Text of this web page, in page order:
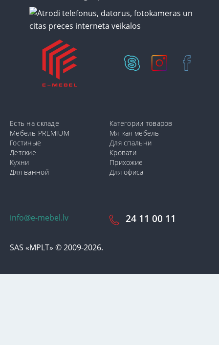
info@e-mebel.lv
SAS «MPLT» © 2009-2026.
24 11 00 11
Есть на складе
Категории товаров
Мебель PREMIUM
Мягкая мебель
Гостиные
Для спальни
Детские
Кровати
Кухни
Прихожие
Для ванной
Для офиса